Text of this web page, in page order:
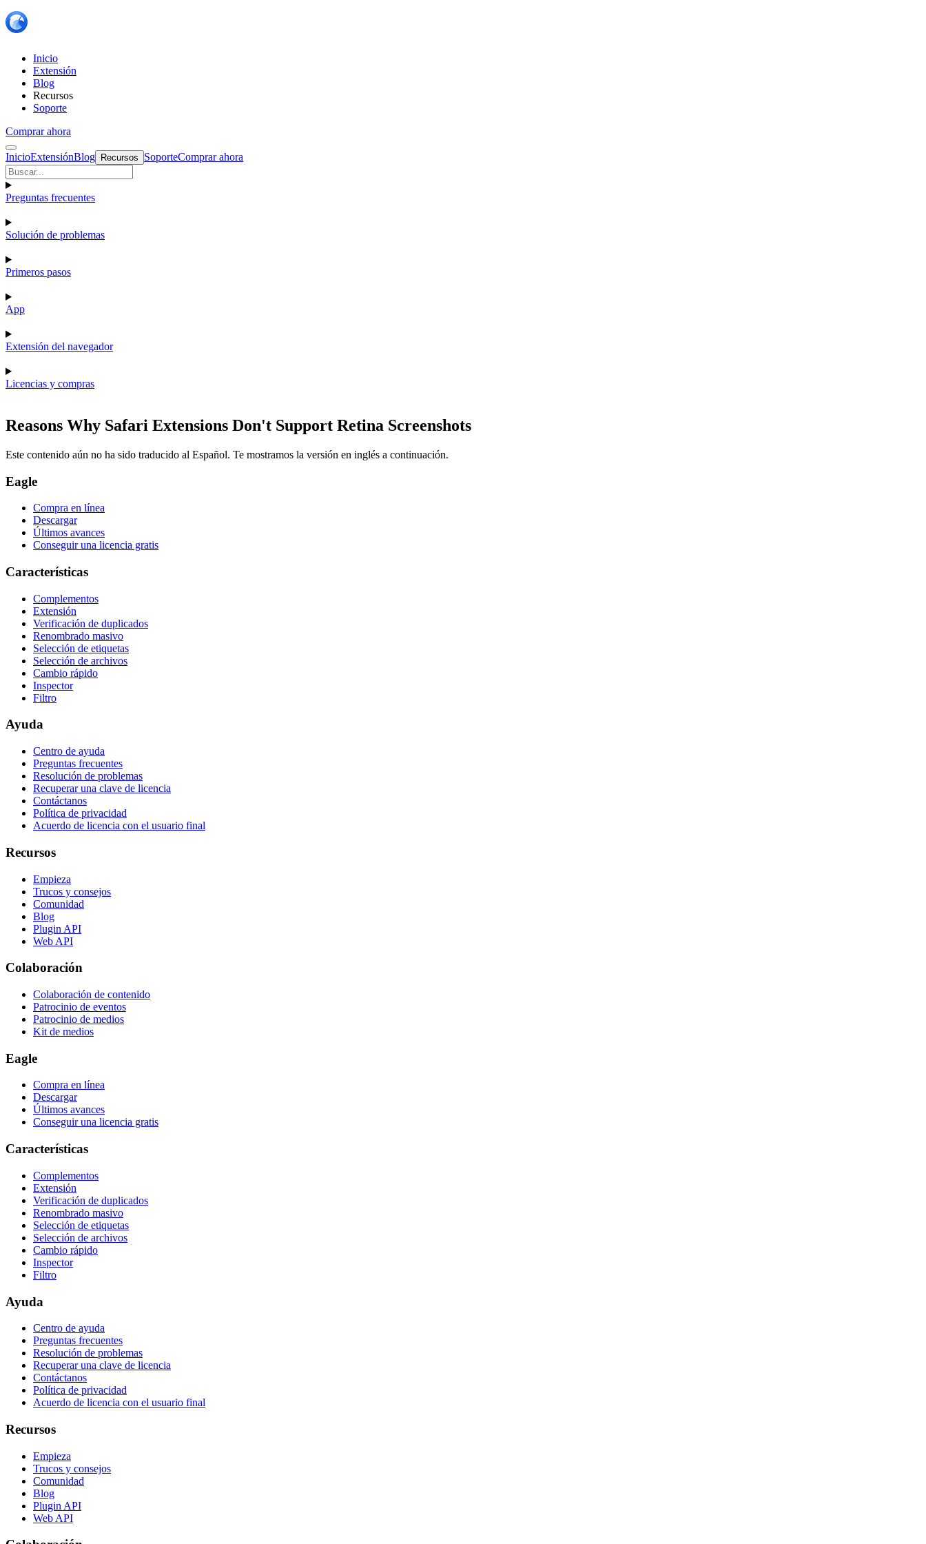
Inicio
Extensión
Blog
Recursos
Soporte
Comprar ahora
InicioExtensiónBlog Recursos SoporteComprar ahora
Preguntas frecuentes
Solución de problemas
Primeros pasos
App
Extensión del navegador
Licencias y compras
Reasons Why Safari Extensions Don't Support Retina Screenshots
Este contenido aún no ha sido traducido al Español. Te mostramos la versión en inglés a continuación.
Eagle
Compra en línea
Descargar
Últimos avances
Conseguir una licencia gratis
Características
Complementos
Extensión
Verificación de duplicados
Renombrado masivo
Selección de etiquetas
Selección de archivos
Cambio rápido
Inspector
Filtro
Ayuda
Centro de ayuda
Preguntas frecuentes
Resolución de problemas
Recuperar una clave de licencia
Contáctanos
Política de privacidad
Acuerdo de licencia con el usuario final
Recursos
Empieza
Trucos y consejos
Comunidad
Blog
Plugin API
Web API
Colaboración
Colaboración de contenido
Patrocinio de eventos
Patrocinio de medios
Kit de medios
Eagle
Compra en línea
Descargar
Últimos avances
Conseguir una licencia gratis
Características
Complementos
Extensión
Verificación de duplicados
Renombrado masivo
Selección de etiquetas
Selección de archivos
Cambio rápido
Inspector
Filtro
Ayuda
Centro de ayuda
Preguntas frecuentes
Resolución de problemas
Recuperar una clave de licencia
Contáctanos
Política de privacidad
Acuerdo de licencia con el usuario final
Recursos
Empieza
Trucos y consejos
Comunidad
Blog
Plugin API
Web API